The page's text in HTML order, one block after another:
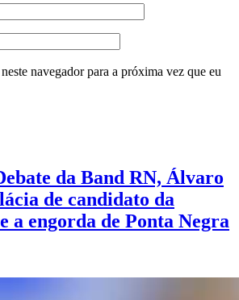
navegador para a próxima vez que eu
da Band RN, Álvaro
de candidato da
a engorda de Ponta Negra